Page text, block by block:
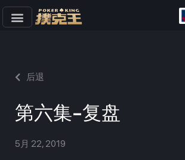
文
后退
第六集-复盘
5月 22, 2019